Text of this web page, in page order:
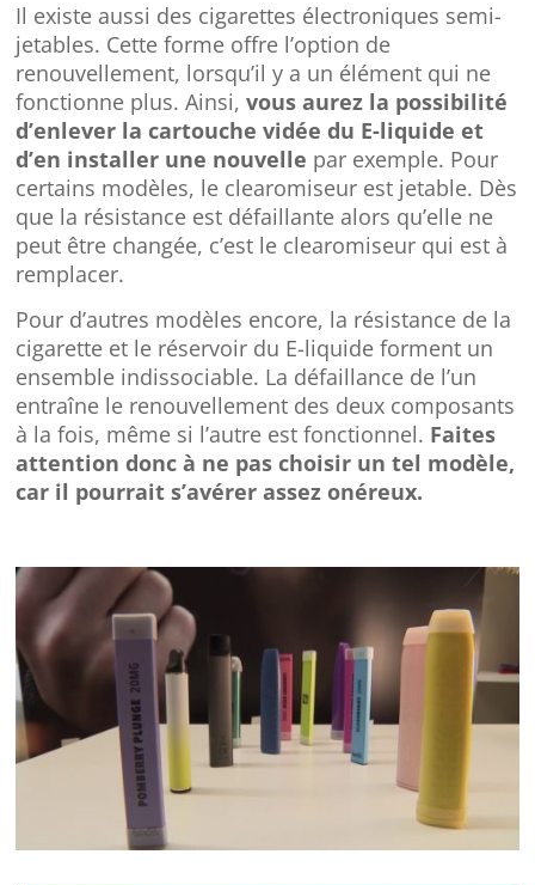
Il existe aussi des cigarettes électroniques semi-
jetables. Cette forme offre l’option de
renouvellement, lorsqu’il y a un élément qui ne
fonctionne plus. Ainsi,vous aurez la possibilité
d’enlever la cartouche vidée du E-liquide et
d’en installer une nouvelle par exemple. Pour
certains modèles, le clearomiseur est jetable. Dès
que la résistance est défaillante alors qu’elle ne
peut être changée, c’est le clearomiseur qui est à
remplacer.
Pour d’autres modèles encore, la résistance de la
cigarette et le réservoir du E-liquide forment un
ensemble indissociable. La défaillance de l’un
entraîne le renouvellement des deux composants
à la fois, même si l’autre est fonctionnel. Faites
attention donc à ne pas choisir un tel modèle,
car il pourrait s’avérer assez onéreux.